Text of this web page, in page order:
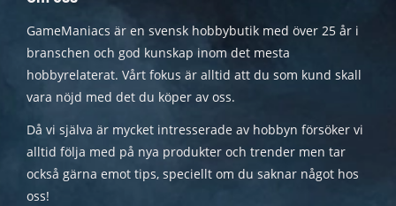
GameManiacs är en svensk hobbybutik med över 25 år i
branschen och god kunskap inom det mesta
hobbyrelaterat. Vårt fokus är alltid att du som kund skall
vara nöjd med det du köper av oss.
Då vi själva är mycket intresserade av hobbyn försöker vi
alltid följa med på nya produkter och trender men tar
också gärna emot tips, speciellt om du saknar något hos
oss!